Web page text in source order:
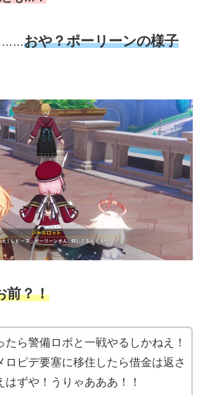
……おや？ポーリーンの様子
前？！
たら警備ロボと一戦やるしかねえ！
ロピデ要塞に移住したら借金は返さ
はずや！うりゃあああ！！